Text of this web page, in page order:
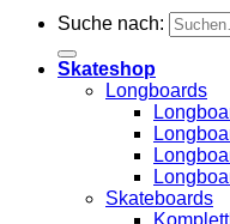
Suche nach:
Skateshop
Longboards
Skateboards